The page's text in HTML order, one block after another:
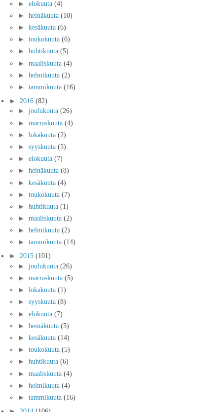
► elokuuta (4)
► heinäkuuta (10)
► kesäkuuta (6)
► toukokuuta (6)
► huhtikuuta (5)
► maaliskuuta (4)
► helmikuuta (2)
► tammikuuta (16)
► 2016 (82)
► joulukuuta (26)
► marraskuuta (4)
► lokakuuta (2)
► syyskuuta (5)
► elokuuta (7)
► heinäkuuta (8)
► kesäkuuta (4)
► toukokuuta (7)
► huhtikuuta (1)
► maaliskuuta (2)
► helmikuuta (2)
► tammikuuta (14)
► 2015 (101)
► joulukuuta (26)
► marraskuuta (5)
► lokakuuta (1)
► syyskuuta (8)
► elokuuta (7)
► heinäkuuta (5)
► kesäkuuta (14)
► toukokuuta (5)
► huhtikuuta (6)
► maaliskuuta (4)
► helmikuuta (4)
► tammikuuta (16)